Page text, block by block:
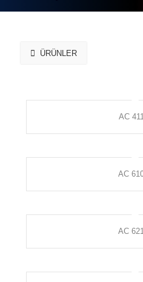
ÜRÜNLER
AC
AC
AC